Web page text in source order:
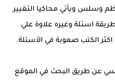
وسلس ويأتي محاكيا التغيير
اسئلة وغيره علاوة علي
الكتب صعوبة في الأسئلة.
عن طريق البحث في الموقع